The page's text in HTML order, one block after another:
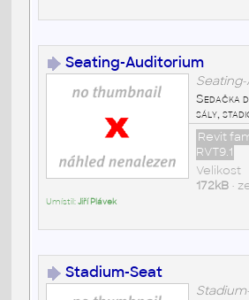
Seating-Auditorium
Sedačka
sály,
Revit
RVT9.1
Velikost
172kB•
Umístil:Jiří Plávek
Stadium-Seat